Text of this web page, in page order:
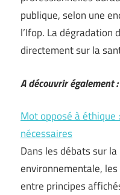
publique, selon une
l’Ifop. La
directement sur la
A découvrir également :
Mot opposé à
nécessaires
Dans les débats sur
environnementale,
entre principes